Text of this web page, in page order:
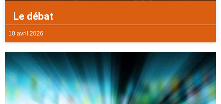
Le débat
10 avril 2026